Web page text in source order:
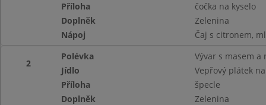
Příloha
čočka na kyselo
Doplněk
Zelenina
Nápoj
Čaj s citronem,
2
Polévka
Vývar s masem a
Jídlo
Vepřový plátek
Příloha
špecle
Doplněk
Zelenina